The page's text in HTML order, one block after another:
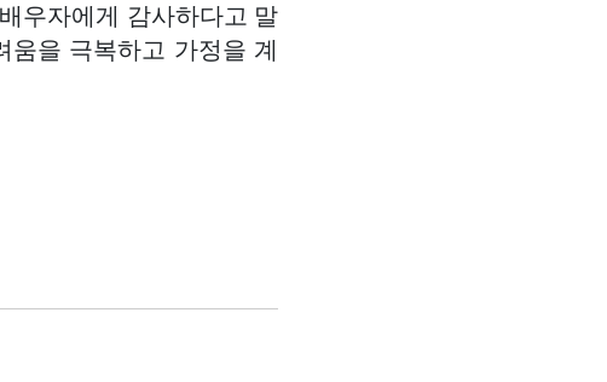
우자에게 감사하다고 말
움을 극복하고 가정을 계